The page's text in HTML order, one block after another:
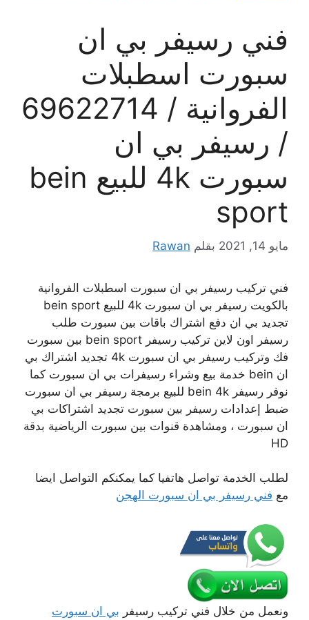
فني رسيفر بي ان
سبورت اسطبلات
الفروانية / 69622714
/ رسيفر بي ان
سبورت 4k للبيع bein
sport
مايو 14, 2021 بقلم Rawan
فني تركيب رسيفر بي ان سبورت اسطبلات الفروانية
بالكويت رسيفر بي ان سبورت 4k للبيع bein sport
تجديد بي ان دفع اشتراك باقات بين سبورت طلب
رسيفر اون لاين تركيب رسيفر bein sport بين سبورت
فك وتركيب رسيفر بي ان سبورت 4k تجديد اشتراك بي
ان bein خدمة بيع وشراء رسيفرات بي ان سبورت كما
نوفر رسيفر bein 4k للبيع برمجة رسيفر بي ان سبورت
ضبط إعدادات رسيفر بين سبورت تجديد اشتراكات بي
ان سبورت ، ومشاهدة قنوات بين سبورت الرياضية بدقة
HD
لطلب الخدمة تواصل هاتفيا كما يمكنكم التواصل ايضا
مع فني رسيفر بي ان سبورت الهجن
ونعمل من خلال فني تركيب رسيفر بي ان سبورت